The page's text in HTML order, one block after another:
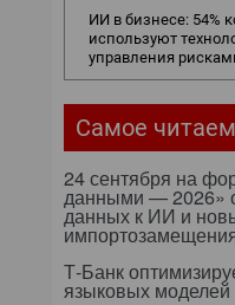
ИИ в бизнесе: 54%
используют
управления
Самое
24 сентября на
данными — 2026»
данных к ИИ и
Т-Банк
языковых моделей